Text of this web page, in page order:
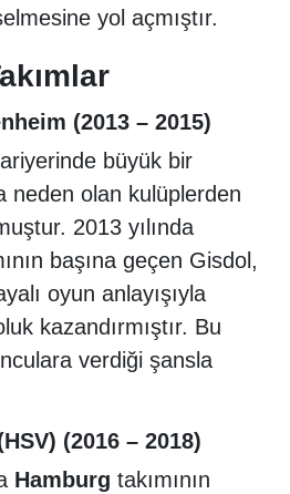
yol açmıştır.
(2013 – 2015)
büyük bir
neden olan kulüplerden
2013 yılında
başına geçen Gisdol,
oyun anlayışıyla
kazandırmıştır. Bu
verdiği şansla
(2016 – 2018)
Hamburg takımının